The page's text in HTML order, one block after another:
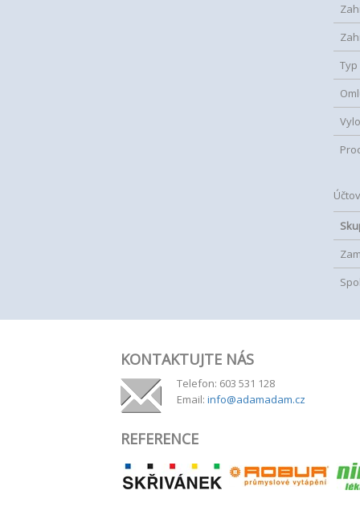
KONTAKTUJTE NÁS
Telefon: 603 531 128
Email: info@adamadam.cz
REFERENCE